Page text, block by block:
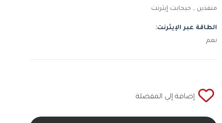
منفذين , جيجابت إيثرنت
الطاقة عبر الإيثرنت:
نعم
إضافة إلي المفضلة